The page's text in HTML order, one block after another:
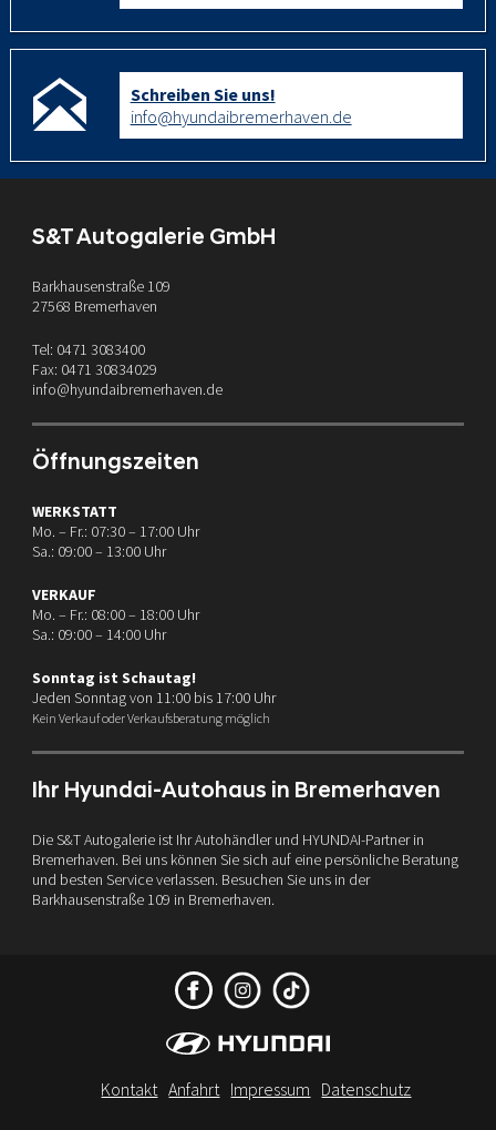
Schreiben Sie uns!
info@hyundaibremerhaven.de
S&T Autogalerie GmbH
Barkhausenstraße 109
27568 Bremerhaven
Tel: 0471 3083400
Fax: 0471 30834029
info@hyundaibremerhaven.de
Öffnungszeiten
WERKSTATT
Mo. – Fr.: 07:30 – 17:00 Uhr
Sa.: 09:00 – 13:00 Uhr
VERKAUF
Mo. – Fr.: 08:00 – 18:00 Uhr
Sa.: 09:00 – 14:00 Uhr
Sonntag ist Schautag!
Jeden Sonntag von 11:00 bis 17:00 Uhr
Kein Verkauf oder Verkaufsberatung möglich
Ihr Hyundai-Autohaus in Bremerhaven
Die S&T Autogalerie ist Ihr Autohändler und HYUNDAI-Partner in
Bremerhaven. Bei uns können Sie sich auf eine persönliche Beratung
und besten Service verlassen. Besuchen Sie uns in der
Barkhausenstraße 109 in Bremerhaven.
Kontakt Anfahrt Impressum Datenschutz